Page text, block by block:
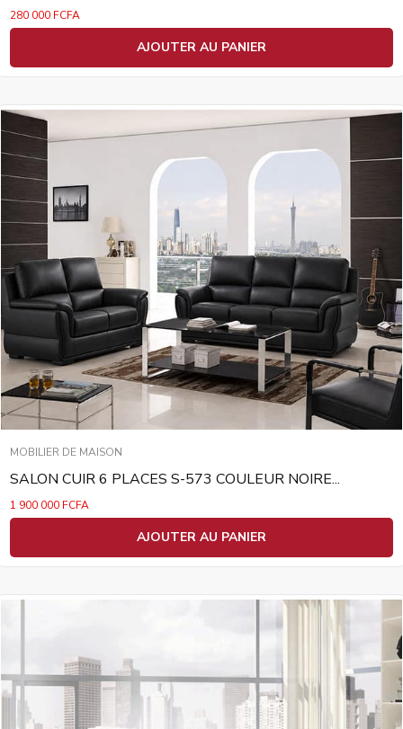
280 000 FCFA
AJOUTER AU PANIER
MOBILIER DE MAISON
SALON CUIR 6 PLACES S-573 COULEUR NOIRE...
1 900 000 FCFA
AJOUTER AU PANIER